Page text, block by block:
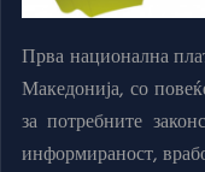
Прва национална
Македонија, со
за потребните
информираност,